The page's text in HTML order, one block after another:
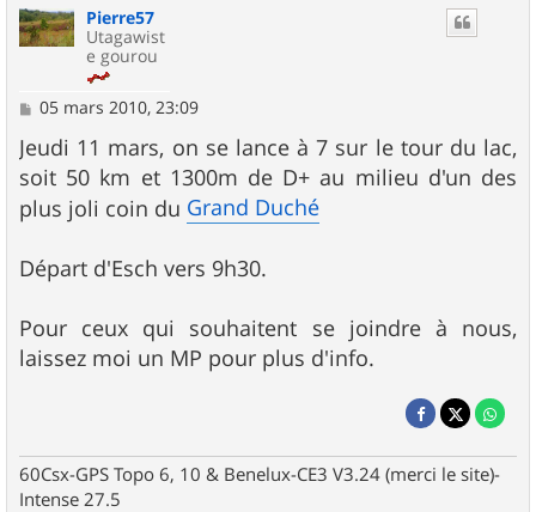
Pierre57
Utagawist
e gourou
M
s
s
a
g
e
05 mars 2010, 23:09
Jeudi 11 mars, on se lance à 7 sur le tour du lac,
soit 50 km et 1300m de D+ au milieu d'un des
plus joli coin du Grand Duché
Départ d'Esch vers 9h30.
Pour ceux qui souhaitent se joindre à nous,
laissez moi un MP pour plus d'info.
60Csx-GPS Topo 6, 10 & Benelux-CE3 V3.24 (merci le site)-
Intense 27.5